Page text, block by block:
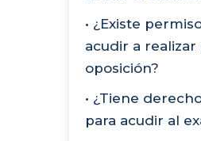
• ¿Existe
acudir a
oposición?
• ¿Tiene
para acudir al